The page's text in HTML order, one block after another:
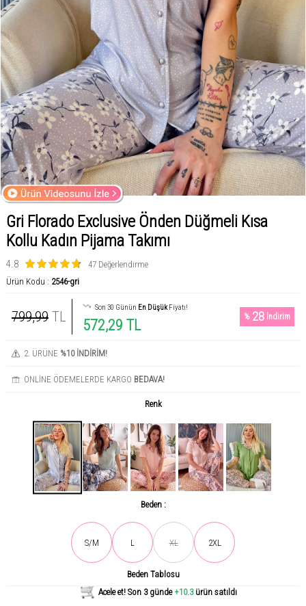
Gri Florado Exclusive Önden Düğmeli Kısa
Kollu Kadın Pijama Takımı
4.8
47 Değerlendirme
Ürün Kodu : 2546-gri
799,99 TL
Son 30 Günün En DüşükFiyatı!
572,29 TL %28 İndirim
2. ÜRÜNE %10 İNDİRİM!
ONLİNE ÖDEMELERDE KARGO BEDAVA!
Renk
Beden :
S/M L XL 2XL
Beden Tablosu
Son gün içerisinde 559 kişi tarafından incelendi!
Acele et! Son 3 günde+10.3 ürün satıldı